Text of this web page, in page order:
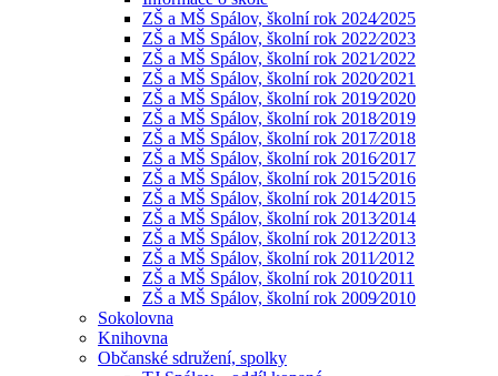
ZŠ a MŠ Spálov, školní rok 2024⁄2025
ZŠ a MŠ Spálov, školní rok 2022⁄2023
ZŠ a MŠ Spálov, školní rok 2021⁄2022
ZŠ a MŠ Spálov, školní rok 2020⁄2021
ZŠ a MŠ Spálov, školní rok 2019⁄2020
ZŠ a MŠ Spálov, školní rok 2018⁄2019
ZŠ a MŠ Spálov, školní rok 2017⁄2018
ZŠ a MŠ Spálov, školní rok 2016⁄2017
ZŠ a MŠ Spálov, školní rok 2015⁄2016
ZŠ a MŠ Spálov, školní rok 2014⁄2015
ZŠ a MŠ Spálov, školní rok 2013⁄2014
ZŠ a MŠ Spálov, školní rok 2012⁄2013
ZŠ a MŠ Spálov, školní rok 2011⁄2012
ZŠ a MŠ Spálov, školní rok 2010⁄2011
ZŠ a MŠ Spálov, školní rok 2009⁄2010
Sokolovna
Knihovna
Občanské sdružení, spolky